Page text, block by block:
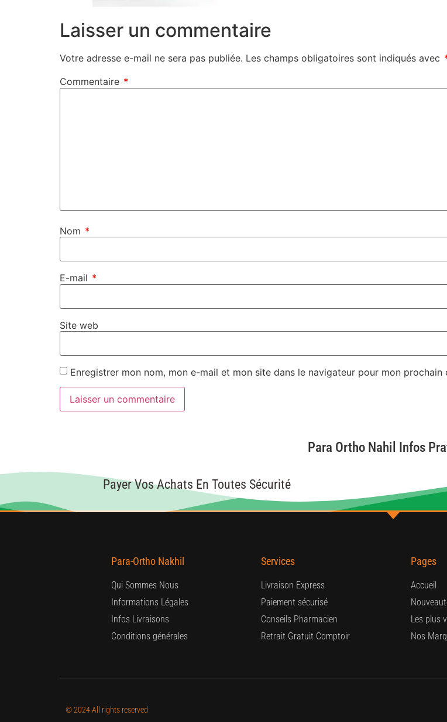
Laisser un commentaire
Votre adresse e-mail ne sera pas publiée. Les champs obligatoires sont indiqués avec
Commentaire *
Nom *
E-mail *
Site web
Enregistrer mon nom, mon e-mail et mon site dans le navigateur pour mon prochain
Para Ortho Nahil Infos
Payer Vos Achats En Toutes Sécurité
Para-Ortho Nakhil
Qui Sommes Nous
Informations Légales
Infos Livraisons
Conditions générales
Services
Livraison Express
Paiement sécurisé
Conseils Pharmacien
Retrait Gratuit Comptoir
Pages
Accueil
Les plus
Nos
© 2024 All rights reserved